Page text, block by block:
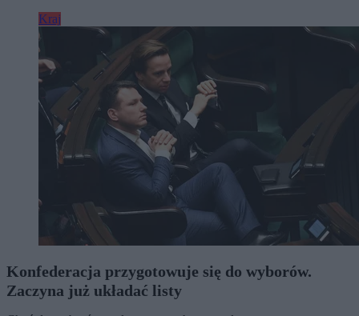
Kraj
Konfederacja przygotowuje się do wyborów.
Zaczyna już układać listy